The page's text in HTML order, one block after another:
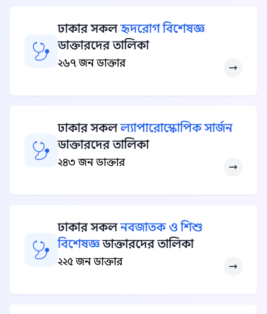
ঢাকার সকলহৃদরোগ বিশেষজ্ঞ
ডাক্তারদের তালিকা
২৬৭ জন ডাক্তার
ঢাকার সকলল্যাপারোস্কোপিক সার্জন
ডাক্তারদের তালিকা
২৪৩ জন ডাক্তার
ঢাকার সকলনবজাতক ও শিশু
বিশেষজ্ঞডাক্তারদের তালিকা
২২৫ জন ডাক্তার